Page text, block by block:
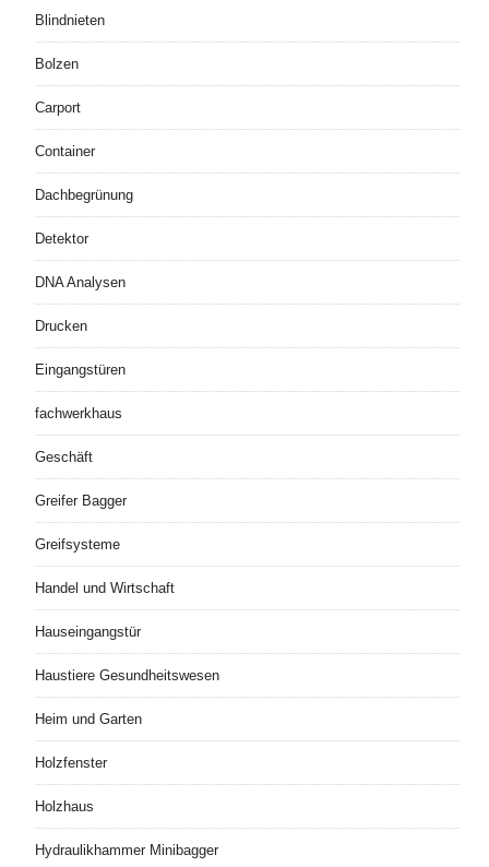
Blindnieten
Bolzen
Carport
Container
Dachbegrünung
Detektor
DNA Analysen
Drucken
Eingangstüren
fachwerkhaus
Geschäft
Greifer Bagger
Greifsysteme
Handel und Wirtschaft
Hauseingangstür
Haustiere Gesundheitswesen
Heim und Garten
Holzfenster
Holzhaus
Hydraulikhammer Minibagger